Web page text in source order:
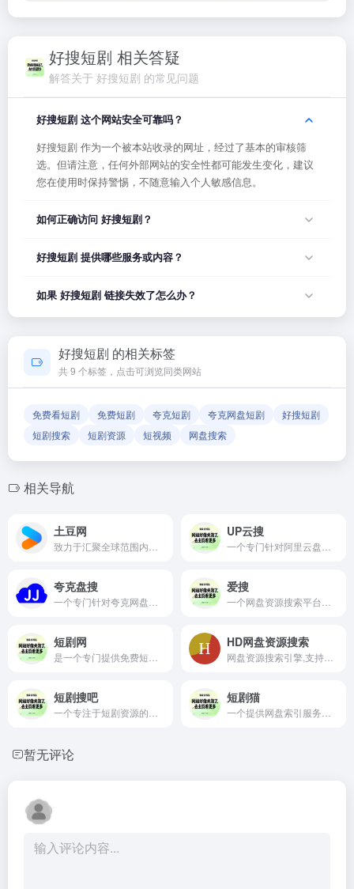
好搜短剧 相关答疑
解答关于 好搜短剧 的常见问题
好搜短剧 这个网站安全可靠吗？
好搜短剧 作为一个被本站收录的网址，经过了基本的审核筛
选。但请注意，任何外部网站的安全性都可能发生变化，建议
您在使用时保持警惕，不随意输入个人敏感信息。
如何正确访问 好搜短剧？
或者在浏览器地址栏输入正确的网址。如果遇到无法访问的情
试。
好搜短剧 提供哪些服务或内容？
航平台，致力于帮助用户发现和整理优质网站资源，具体网站
的内容与服务由该网站运营方负责。
如果 好搜短剧 链接失效了怎么办？
确保导航链接的准确性和有效性。
好搜短剧 的相关标签
共 9 个标签，点击可浏览同类网站
免费看短剧 免费短剧 夸克短剧 夸克网盘短剧
好搜短剧
短剧搜索
短剧资源 短视频 网盘搜索
相关导航
土豆网 UP云搜
夸克盘搜 爱搜
短剧网 HD网盘资源搜索
短剧搜吧 短剧猫
暂无评论